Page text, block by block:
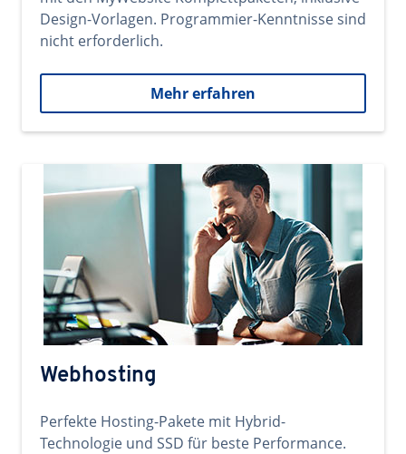
Design-Vorlagen. Programmier-Kenntnisse sind
nicht erforderlich.
Mehr erfahren
Webhosting
Perfekte Hosting-Pakete mit Hybrid-
Technologie und SSD für beste Performance.